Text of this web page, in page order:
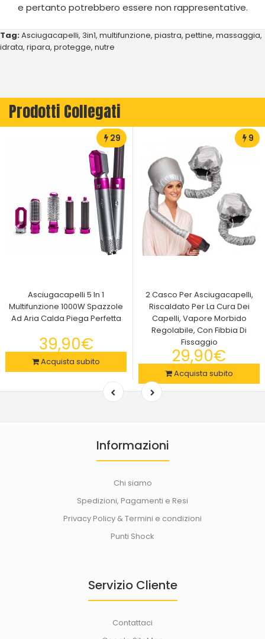
e pertanto potrebbero essere non rappresentative.
Tag:Asciugacapelli, 3in1, multifunzione, piastra, pettine, massaggia,
idrata, ripara, protegge, nutre
Prodotti Collegati
29
Asciugacapelli 5 In 1
Multifunzione 1000W Spazzole
Ad Aria Calda Piega Perfetta
39,90€
Acquista subito
9
2 Casco Per Asciugacapelli,
Riscaldato Per La Cura Dei
Capelli, Vapore Morbido
Regolabile, Con Fibbia Di
Fissaggio
29,90€
Acquista subito
Informazioni
Chi siamo
Spedizioni, Pagamenti e Resi
Privacy Policy & Termini e condizioni
Punti Shock
Servizio Cliente
Contattaci